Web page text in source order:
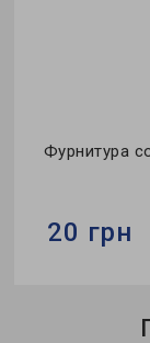
Фурнитура
20 грн